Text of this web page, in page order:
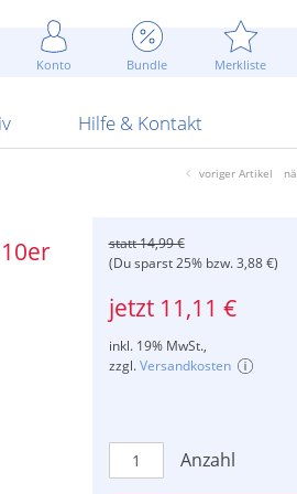
Konto Bundle Merkliste
Attrappen Blitzschnell...
Sommerpreise u.v.m.
ARS Pirotecnia
Hilfe & Kontakt
Kontaktformular
AGB
voriger Artikel
statt 14,99 €
(Du sparst 25% bzw. 3,88 €)
jetzt 11,11 €
inkl. 19% MwSt.,
zzgl.Versandkosten
Anzahl